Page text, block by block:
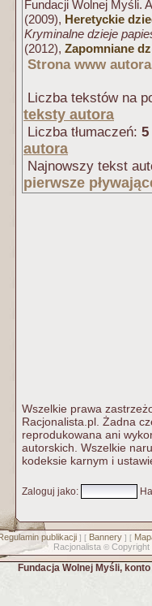
Fundacji Wolnej Myśli.
(2009), Heretyckie
Kryminalne dzieje
(2012), Zapomniane
Strona www autora
Liczba tekstów na
teksty autora
Liczba tłumaczeń: 5
autora
Najnowszy tekst
pierwsze
Wszelkie prawa
Racjonalista.pl. Żadna
reprodukowana ani
autorskich. Wszelkie
kodeksie karnym i
Zaloguj jako:
publikacji] [ Bannery] [
Racjonalista © Copyright
Fundacja Wolnej Myśli,